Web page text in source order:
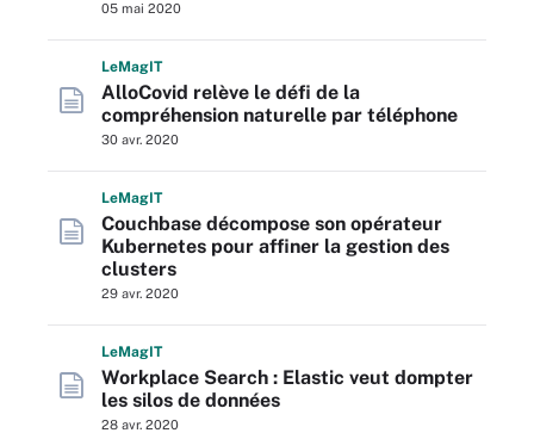
05 mai 2020
LeMagIT
AlloCovid relève le défi de la
compréhension naturelle par téléphone
30 avr. 2020
LeMagIT
Couchbase décompose son opérateur
Kubernetes pour affiner la gestion des
clusters
29 avr. 2020
LeMagIT
Workplace Search : Elastic veut dompter
les silos de données
28 avr. 2020